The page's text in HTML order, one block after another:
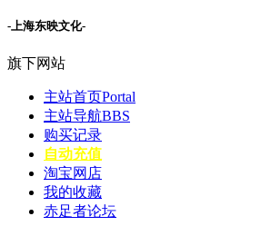
-上海东映文化-
旗下网站
主站首页Portal
主站导航BBS
购买记录
自动充值
淘宝网店
我的收藏
赤足者论坛